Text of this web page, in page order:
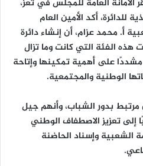
العامة للمجلس في تعز،
للدائرة، أكد الأمين العام
أ. محمد عزام، أن إنشاء دائرة
الفئة التي كانت وما تزال
على أهمية تمكينها وإتاحة
الوطنية والمجتمعية.
بدور الشباب، وأنهم جيل
إلى تعزيز الاصطفاف الوطني
الشعبية وإسناد الحاضنة